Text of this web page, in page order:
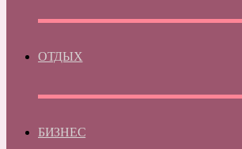
ОТДЫХ
БИЗНЕС